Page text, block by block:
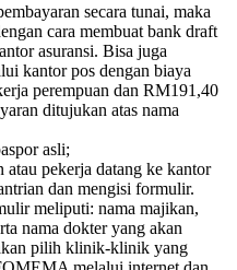
secara tunai, maka
cara membuat bank draft
asuransi. Bisa juga
kantor pos dengan biaya
perempuan dan RM191,40
ditujukan atas nama
asli;
pekerja datang ke kantor
dan mengisi formulir.
meliputi: nama majikan,
nama dokter yang akan
pilih klinik-klinik yang